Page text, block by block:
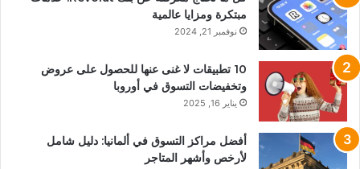
مبتكرة ومزايا عالمية
نوفمبر 21, 2024
10 تطبيقات لا غنى عنها للحصول على عروض
وتخفيضات التسوق في أوروبا
يناير 16, 2025
أفضل مراكز التسوق في ألمانيا: دليل شامل
لأرخص وأشهر المتاجر